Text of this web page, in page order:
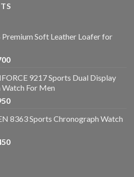
Premium Soft Leather Loafer for
9217 Sports Dual Display
For Men
8363 Sports Chronograph Watch